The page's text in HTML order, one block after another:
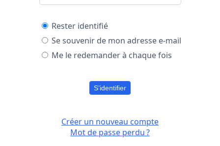
Rester identifié
Se souvenir de mon adresse e-mail
Me le redemander à chaque fois
S’identifier
Créer un nouveau compte
Mot de passe perdu ?